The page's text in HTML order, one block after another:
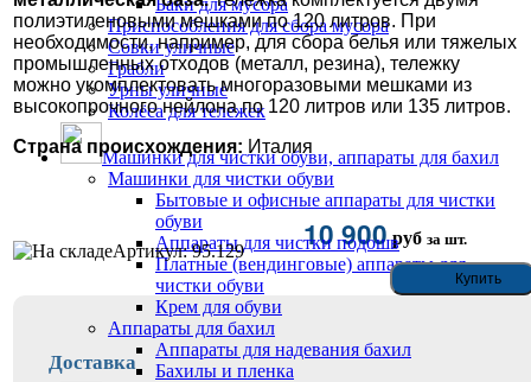
Баки для мусора
Приспособления для сбора мусора
Совки уличные
Грабли
Урны уличные
Колёса для тележек
Машинки для чистки обуви, аппараты для бахил
Машинки для чистки обуви
Бытовые и офисные аппараты для чистки
обуви
Аппараты для чистки подошв
Платные (вендинговые) аппараты для
чистки обуви
Крем для обуви
Аппараты для бахил
Аппараты для надевания бахил
Бахилы и пленка
полиэтиленовыми мешками по 120 литров. При
необходимости, например, для сбора белья или тяжелых
промышленных отходов (металл, резина), тележку
можно укомплектовать многоразовыми мешками из
высокопрочного нейлона по 120 литров или 135 литров.
Страна происхождения: Италия
Артикул: 95.129 10 900руб за шт.
Доставка